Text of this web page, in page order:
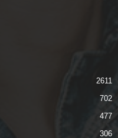
2611
702
477
306